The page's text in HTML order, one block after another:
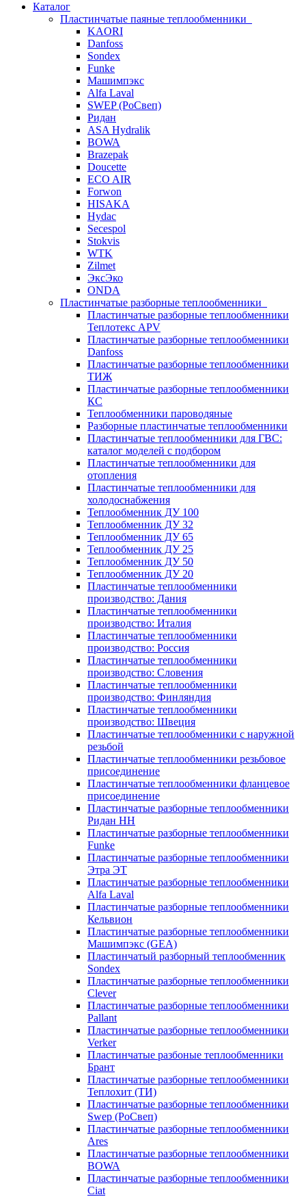
Каталог
Пластинчатые паяные теплообменники
KAORI
Danfoss
Sondex
Funke
Машимпэкс
Alfa Laval
SWEP (РоСвеп)
Ридан
ASA Hydralik
BOWA
Brazepak
Doucette
ECO AIR
Forwon
HISAKA
Hydac
Secespol
Stokvis
WTK
Zilmet
ЭксЭко
ONDA
Пластинчатые разборные теплообменники
Пластинчатые разборные теплообменники
Теплотекс APV
Пластинчатые разборные теплообменники
Danfoss
Пластинчатые разборные теплообменники
ТИЖ
Пластинчатые разборные теплообменники
КC
Теплообменники пароводяные
Разборные пластинчатые теплообменники
Пластинчатые теплообменники для ГВС:
каталог моделей с подбором
Пластинчатые теплообменники для
отопления
Пластинчатые теплообменники для
холодоснабжения
Теплообменник ДУ 100
Теплообменник ДУ 32
Теплообменник ДУ 65
Теплообменник ДУ 25
Теплообменник ДУ 50
Теплообменник ДУ 20
Пластинчатые теплообменники
производство: Дания
Пластинчатые теплообменники
производство: Италия
Пластинчатые теплообменники
производство: Россия
Пластинчатые теплообменники
производство: Словения
Пластинчатые теплообменники
производство: Финляндия
Пластинчатые теплообменники
производство: Швеция
Пластинчатые теплообменники с наружной
резьбой
Пластинчатые теплообменники резьбовое
присоединение
Пластинчатые теплообменники фланцевое
присоединение
Пластинчатые разборные теплообменники
Ридан НН
Пластинчатые разборные теплообменники
Funke
Пластинчатые разборные теплообменники
Этра ЭТ
Пластинчатые разборные теплообменники
Alfa Laval
Пластинчатые разборные теплообменники
Кельвион
Пластинчатые разборные теплообменники
Машимпэкс (GEA)
Пластинчатый разборный теплообменник
Sondex
Пластинчатые разборные теплообменники
Clever
Пластинчатые разборные теплообменники
Pallant
Пластинчатые разборные теплообменники
Verker
Пластинчатые разбоные теплообменники
Брант
Пластинчатые разборные теплообменники
Теплохит (ТИ)
Пластинчатые разборные теплообменники
Swep (РоСвеп)
Пластинчатые разборные теплообменники
Ares
Пластинчатые разборные теплообменники
BOWA
Пластинчатые разборные теплообменники
Ciat